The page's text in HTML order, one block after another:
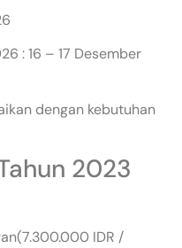
: 16 – 17 Desember
dengan kebutuhan
2023
IDR /